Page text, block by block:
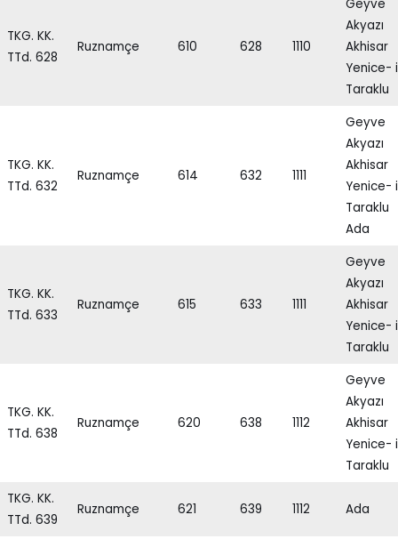
TKG. KK.
TTd. 628
Ruznamçe 610 628 1110
Geyve
Akyazı
Akhisar
Yenice- i
Taraklu
TKG. KK.
TTd. 632
Ruznamçe 614 632 1111
Geyve
Akyazı
Akhisar
Yenice- i
Taraklu
Ada
TKG. KK.
TTd. 633
Ruznamçe 615 633 1111
Geyve
Akyazı
Akhisar
Yenice- i
Taraklu
TKG. KK.
TTd. 638
Ruznamçe 620 638 1112
Geyve
Akyazı
Akhisar
Yenice- i
Taraklu
TKG. KK.
TTd. 639
Ruznamçe 621 639 1112 Ada